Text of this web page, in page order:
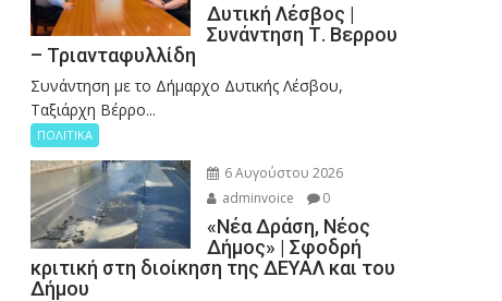
Δυτική Λέσβος |
Συνάντηση Τ. Βερρου
– Τριανταφυλλίδη
Συνάντηση με το Δήμαρχο Δυτικής Λέσβου,
Ταξιάρχη Βέρρο...
ΠΟΛΙΤΙΚΑ
6 Αυγούστου 2026
adminvoice
0
«Νέα Δράση, Νέος
Δήμος» | Σφοδρή
κριτική στη διοίκηση της ΔΕΥΑΛ και του
Δήμου